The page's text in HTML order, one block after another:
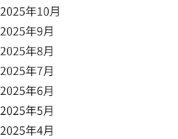
2025年10月
2025年9月
2025年8月
2025年7月
2025年6月
2025年5月
2025年4月